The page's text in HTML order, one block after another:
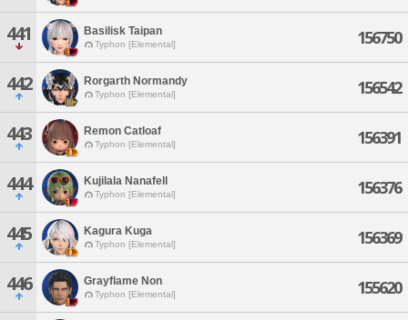
441 Basilisk Taipan
Typhon [Elemental] 156750
442 Rorgarth Normandy
Typhon [Elemental] 156542
443 Remon Catloaf
Typhon [Elemental] 156391
444 Kujilala Nanafell
Typhon [Elemental] 156376
445 Kagura Kuga
Typhon [Elemental] 156369
446 Grayflame Non
Typhon [Elemental] 155620